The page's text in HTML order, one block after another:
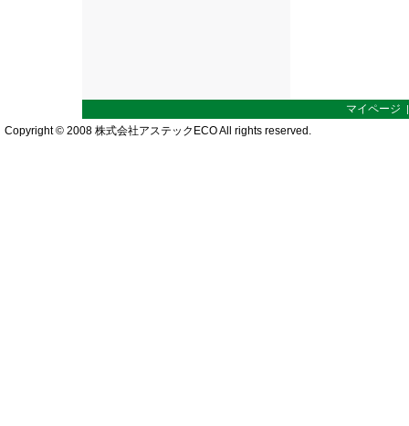
マイページ
Copyright © 2008 株式会社アステックECO All rights reserved.